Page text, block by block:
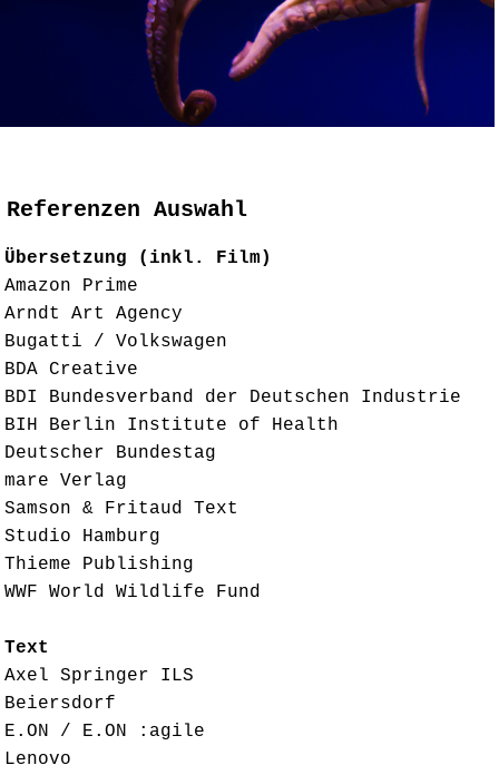
Referenzen Auswahl
Übersetzung (inkl. Film)
Amazon Prime
Arndt Art Agency
Bugatti / Volkswagen
BDA Creative
BDI Bundesverband der Deutschen Industrie
BIH Berlin Institute of Health
Deutscher Bundestag
mare Verlag
Samson & Fritaud Text
Studio Hamburg
Thieme Publishing
WWF World Wildlife Fund
Text
Axel Springer ILS
Beiersdorf
E.ON / E.ON :agile
Lenovo